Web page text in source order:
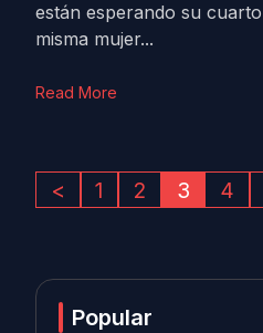
están esperando su
misma mujer...
Read More
< 1 2 3 4
Popular